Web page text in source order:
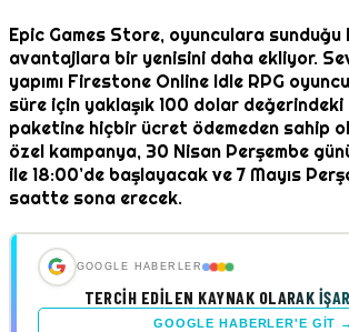
Epic Games Store, oyunculara sunduğu
avantajlara bir yenisini daha ekliyor.
yapımı Firestone Online Idle RPG
süre için yaklaşık 100 dolar
paketine hiçbir ücret ödemeden sahip
özel kampanya, 30 Nisan Perşembe
ile 18:00’de başlayacak ve 7 Mayıs
saatte sona erecek.
GOOGLE HABERLER
TERCIH EDILEN KAYNAK OLARAK
GOOGLE HABERLER'E GIT →